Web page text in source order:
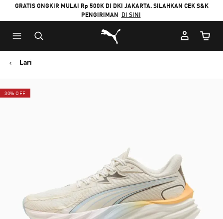
GRATIS ONGKIR MULAI Rp 500K DI DKI JAKARTA. SILAHKAN CEK S&K
PENGIRIMAN DI SINI
Puma Beranda
Lari
30% OFF